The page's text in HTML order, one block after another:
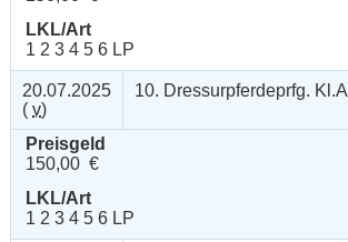
LKL/Art
1 2 3 4 5 6 LP
20.07.2025
( v)
10. Dressurpferdeprfg. Kl.A
Preisgeld
150,00 €
LKL/Art
1 2 3 4 5 6 LP